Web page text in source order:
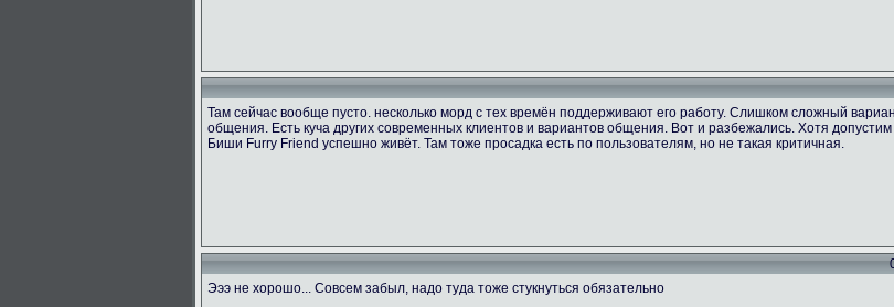
Там сейчас вообще пусто. несколько морд с тех времён поддерживают его работу. Слишком сложный
общения. Есть куча других современных клиентов и вариантов общения. Вот и разбежались. Хотя допустим
Биши Furry Friend успешно живёт. Там тоже просадка есть по пользователям, но не такая критичная.
Эээ не хорошо... Совсем забыл, надо туда тоже стукнуться обязательно